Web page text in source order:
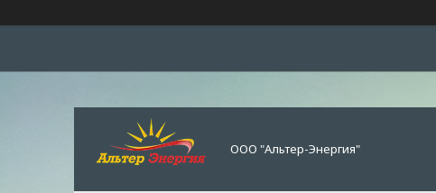
ООО "Альтер-Энергия"